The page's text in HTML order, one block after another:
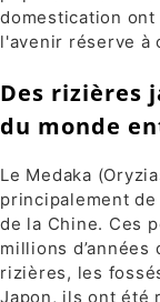
domestication
l'avenir réserve à
Des rizières
du monde
Le Medaka
principalement de
de la Chine. Ces
millions
rizières, les
Japon, ils ont été